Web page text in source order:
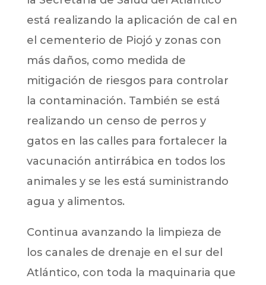
está realizando la aplicación de cal en
el cementerio de Piojó y zonas con
más daños, como medida de
mitigación de riesgos para controlar
la contaminación. También se está
realizando un censo de perros y
gatos en las calles para fortalecer la
vacunación antirrábica en todos los
animales y se les está suministrando
agua y alimentos.
Continua avanzando la limpieza de
los canales de drenaje en el sur del
Atlántico, con toda la maquinaria que